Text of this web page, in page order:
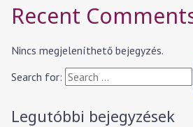
Recent
Nincs megjeleníthető bejegyzés.
Search for:
Legutóbbi bejegyzések